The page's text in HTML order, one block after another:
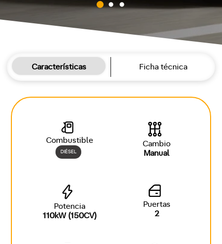
Características Ficha técnica
Combustible
DIÉSEL
Cambio
Manual
Potencia
110kW (150CV)
Puertas
2